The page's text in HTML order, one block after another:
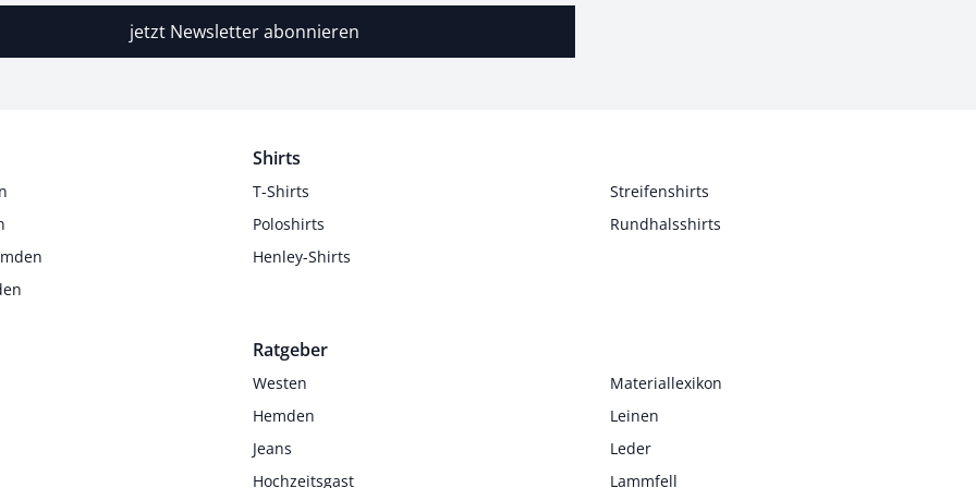
jetzt Newsletter abonnieren
Shirts
T-Shirts
Streifenshirts
Poloshirts
Rundhalsshirts
Henley-Shirts
Ratgeber
Westen
Materiallexikon
Hemden
Leinen
Jeans
Leder
Hochzeitsgast
Lammfell